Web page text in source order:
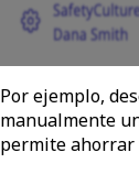
Por ejemplo,
manualmente
permite